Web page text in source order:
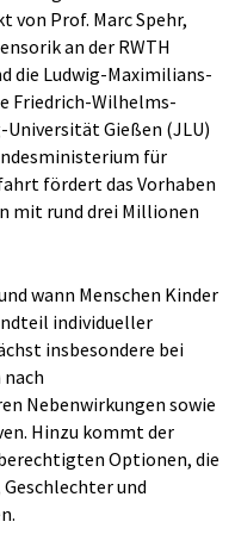
von Prof. Marc Spehr,
an der RWTH
die Ludwig-Maximilians-
Friedrich-Wilhelms-
Gießen (JLU)
für
fördert das Vorhaben
mit rund drei Millionen
wann Menschen Kinder
individueller
insbesondere bei
Nebenwirkungen sowie
Hinzu kommt der
Optionen, die
und